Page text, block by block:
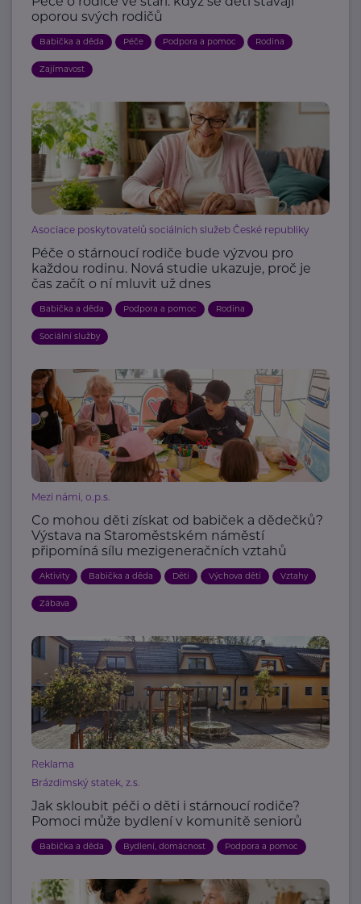
oporou svých rodičů
Babička a děda Péče Podpora a pomoc Rodina
Zajímavost
Asociace poskytovatelů sociálních služeb České republiky
Péče o stárnoucí rodiče bude výzvou pro
každou rodinu. Nová studie ukazuje, proč je
čas začít o ní mluvit už dnes
Babička a děda Podpora a pomoc Rodina
Sociální služby
Mezi námi, o.p.s.
Co mohou děti získat od babiček a dědečků?
Výstava na Staroměstském náměstí
připomíná sílu mezigeneračních vztahů
Aktivity Babička a děda Děti Výchova dětí Vztahy
Zábava
Reklama
Brázdimský statek, z.s.
Jak skloubit péči o děti i stárnoucí rodiče?
Pomoci může bydlení v komunitě seniorů
Babička a děda Bydlení, domácnost Podpora a pomoc